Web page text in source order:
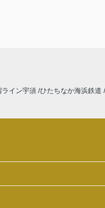
ライン宇須 ひたちなか海浜鉄道